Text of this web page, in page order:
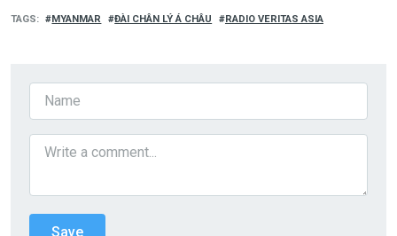
TAGS MYANMAR ĐÀI CHÂN LÝ Á CHÂU RADIO VERITAS ASIA